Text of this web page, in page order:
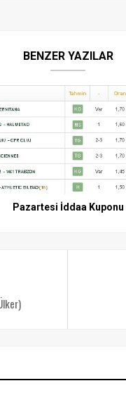
BENZER YAZILAR
Pazartesi İddaa Kuponu